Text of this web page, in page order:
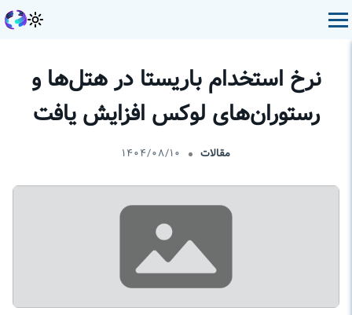
نرخ استخدام باریستا در هتل‌ها و
رستوران‌های لوکس افزایش یافت
مقالات ۱۴۰۴/۰۸/۱۰